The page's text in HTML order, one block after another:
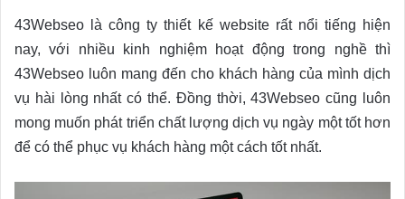
43Webseo là công ty thiết kế website rất nổi tiếng hiện
nay, với nhiều kinh nghiệm hoạt động trong nghề thì
43Webseo luôn mang đến cho khách hàng của mình dịch
vụ hài lòng nhất có thể. Đồng thời, 43Webseo cũng luôn
mong muốn phát triển chất lượng dịch vụ ngày một tốt hơn
để có thể phục vụ khách hàng một cách tốt nhất.